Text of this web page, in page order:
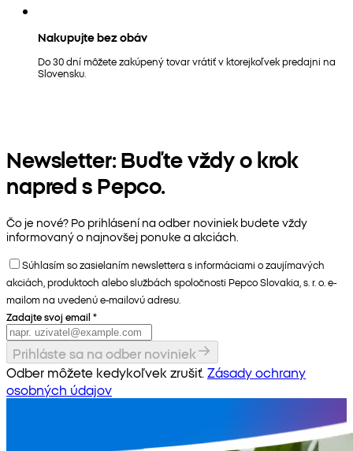
Nakupujte bez obáv
Do 30 dní môžete zakúpený tovar vrátiť v ktorejkoľvek predajni na
Slovensku.
Newsletter: Buďte vždy o krok
napred s Pepco.
Čo je nové? Po prihlásení na odber noviniek budete vždy
informovaný o najnovšej ponuke a akciách.
Súhlasím so zasielaním newslettera s informáciami o zaujímavých
akciách, produktoch alebo službách spoločnosti Pepco Slovakia, s. r. o. e-
mailom na uvedenú e-mailovú adresu.
Zadajte svoj email *
Prihláste sa na odber noviniek
Odber môžete kedykoľvek zrušiť. Zásady ochrany
osobných údajov